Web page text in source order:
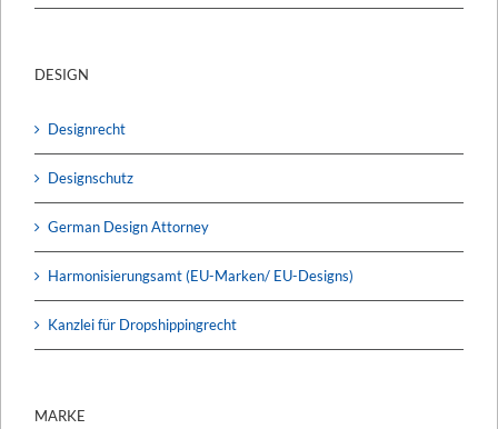
DESIGN
Designrecht
Designschutz
German Design Attorney
Harmonisierungsamt (EU-Marken/ EU-Designs)
Kanzlei für Dropshippingrecht
MARKE